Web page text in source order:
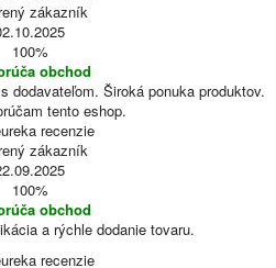
zákazník
100%
obchod
dodavateľom. Široká ponuka produktov.
tento eshop.
zákazník
100%
obchod
a rýchle dodanie tovaru.